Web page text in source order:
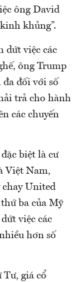
ông David
khủng”.
dứt việc các
ông Trump
đối với số
trả cho hành
các chuyến
biệt là cư
Việt Nam,
chay United
ba của Mỹ
việc các
hơn số
Tư, giá cổ